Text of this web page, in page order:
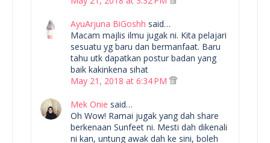
AyuArjuna BiGoshh said…
Macam majlis ilmu jugak ni. Kita pelajari
sesuatu yg baru dan bermanfaat. Baru
tahu utk dapatkan postur badan yang
baik kakinkena sihat
May 21, 2018 at 6:34 PM
Mek Onie said…
Oh Wow! Ramai jugak yang dah share
berkenaan Sunfeet ni. Mesti dah dikenali
ni kan, untung awak dah ke sini, boleh